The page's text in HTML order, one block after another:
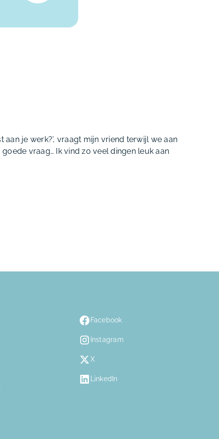
aan je werk?’, vraagt mijn vriend terwijl we aan
goede vraag… Ik vind zo veel dingen leuk aan
Facebook
Instagram
X
LinkedIn